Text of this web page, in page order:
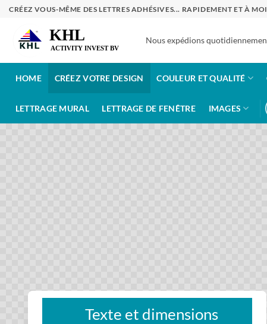
Passer
contenu
CRÉEZ VOUS-MÊME DES LETTRES ADHÉSIVES... RAPIDEMENT ET À
Nous expédions
HOME CRÉEZ VOTRE DESIGN COULEUR ET QUALITÉ
LETTRAGE MURAL LETTRAGE DE FENÊTRE IMAGES
Texte et dimensions